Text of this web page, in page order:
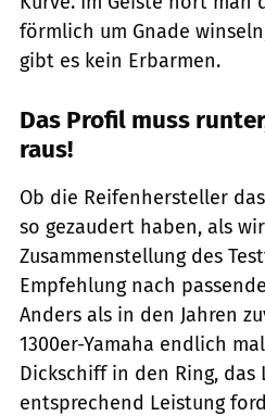
förmlich um Gnade
gibt es kein Erbarmen.
Das Profil muss
raus!
Ob die Reifenhersteller
so gezaudert haben, als
Zusammenstellung des
Empfehlung nach
Anders als in den Jahren
1300er-Yamaha endlich
Dickschiff in den Ring, das
entsprechend Leistung